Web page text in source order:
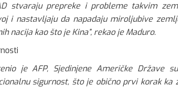
stvaraju prepreke i probleme takvim
i nastavljaju da napadaju miroljubive
nacija kao što je Kina”, rekao je Maduro.
je AFP, Sjedinjene Američke Države
sigurnost, što je obično prvi korak ka